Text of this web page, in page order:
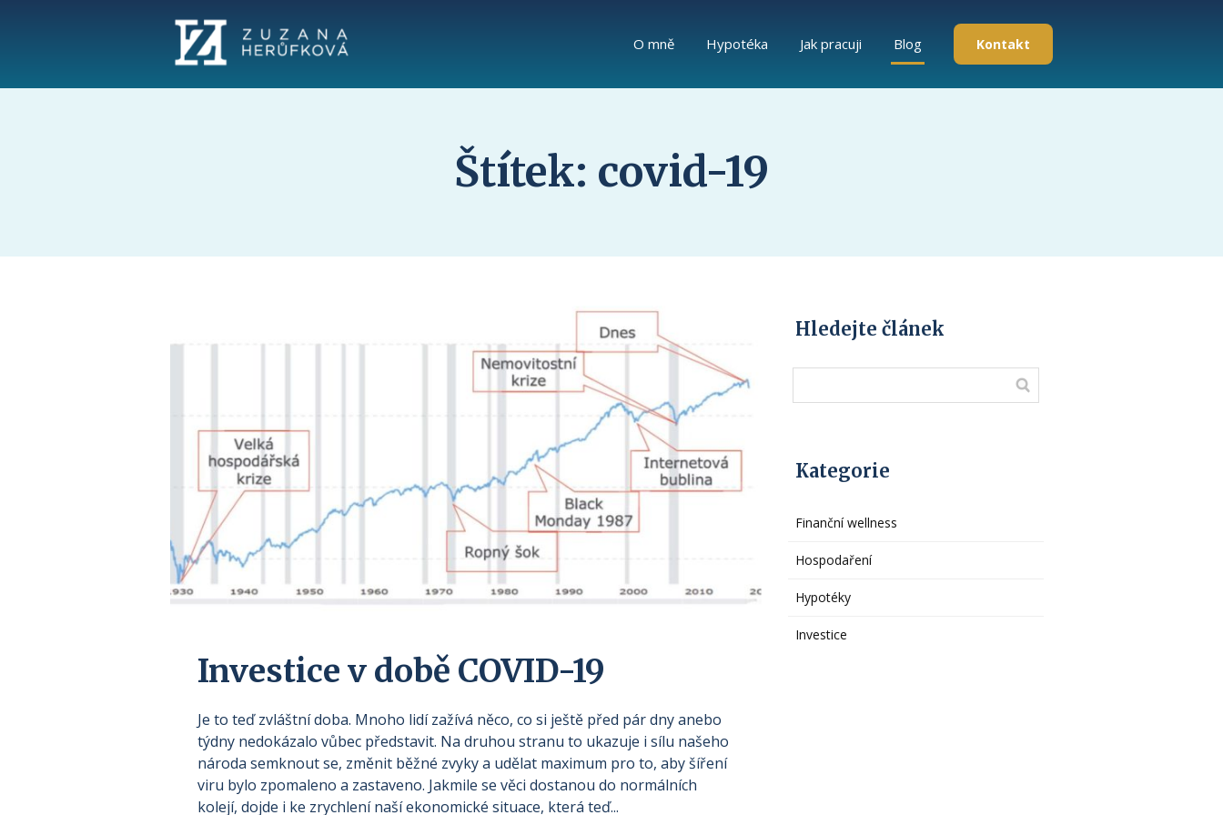
O mně Hypotéka Jak pracuji Blog Kontakt
Štítek: covid-19
Investice v době COVID-19
Je to teď zvláštní doba. Mnoho lidí zažívá něco, co si ještě před pár dny anebo
týdny nedokázalo vůbec představit. Na druhou stranu to ukazuje i sílu našeho
národa semknout se, změnit běžné zvyky a udělat maximum pro to, aby šíření
viru bylo zpomaleno a zastaveno. Jakmile se věci dostanou do normálních
kolejí, dojde i ke zrychlení naší ekonomické situace, která teď...
Hledejte článek
Kategorie
Finanční wellness
Hospodaření
Hypotéky
Investice